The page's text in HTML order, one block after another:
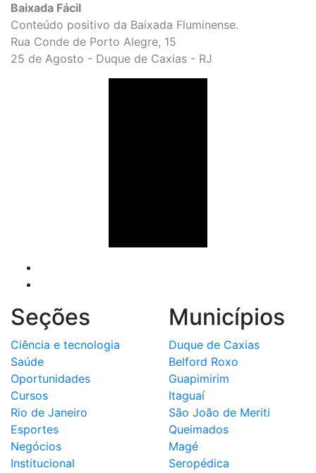
Baixada Fácil
Conteúdo positivo da Baixada Fluminense.
Rua Conde de Porto Alegre, 15
25 de Agosto - Duque de Caxias - RJ
Seções
Ciência e tecnologia
Saúde
Oportunidades
Cursos
Rio de Janeiro
Esportes
Negócios
Institucional
Municípios
Duque de Caxias
Belford Roxo
Guapimirim
Itaguaí
São João de Meriti
Queimados
Magé
Seropédica